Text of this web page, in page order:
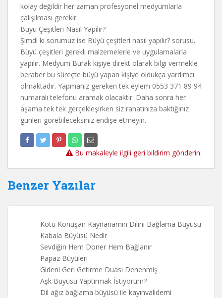
kolay değildir her zaman profesyonel medyumlarla
çalışılması gerekir.
Büyü Çeşitleri Nasıl Yapılır?
Şimdi ki sorumuz ise Büyü çeşitleri nasıl yapılır? sorusu.
Büyü çeşitleri gerekli malzemelerle ve uygulamalarla
yapılır. Medyum Burak kişiye direkt olarak bilgi vermekle
beraber bu süreçte büyü yapan kişiye oldukça yardımcı
olmaktadır. Yapmanız gereken tek eylem 0553 371 89 94
numaralı telefonu aramak olacaktır. Daha sonra her
aşama tek tek gerçekleşirken siz rahatınıza baktığınız
günleri görebileceksiniz endişe etmeyin.
Bu makaleyle ilgili geri bildirim gönderin.
Benzer Yazılar
Kötü Konuşan Kaynanamın Dilini Bağlama Büyüsü
Kabala Büyüsü Nedir
Sevdiğin Hem Döner Hem Bağlanır
Papaz Büyüleri
Gideni Geri Getirme Duası Denenmiş
Aşk Büyüsü Yaptırmak İstiyorum?
Dil ağız bağlama büyüsü ile kayınvalidemi